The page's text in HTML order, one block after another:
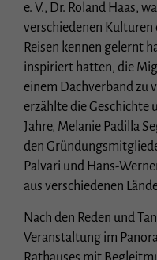
e. V., Dr. Roland Haas,
verschiedenen Kulturen
Reisen kennen gelernt
inspiriert hatten, die
einem Dachverband zu
erzählte die Geschichte
Jahre, Melanie Padilla
den
Palvari und Hans-
aus verschiedenen
Nach den Reden und
Veranstaltung im
Cookie-
Externe Medien (3)
Inhalte von Videoplattformen und
standardmäßig blockiert. Wenn
bedarf der Zugriff auf diese Inhalte
Cookie-